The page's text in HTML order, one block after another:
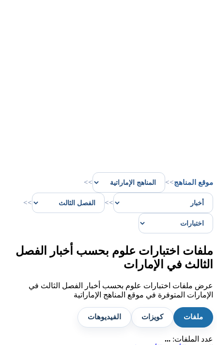
موقع المناهج>>
>>
>>
>>
ملفات اختبارات علوم بحسب أخبار الفصل
الثالث في الإمارات
عرض ملفات اختبارات علوم بحسب أخبار الفصل الثالث في
الإمارات المتوفرة في موقع المناهج الإماراتية
ملفات كويزات الفيديوهات
عدد الملفات: ...